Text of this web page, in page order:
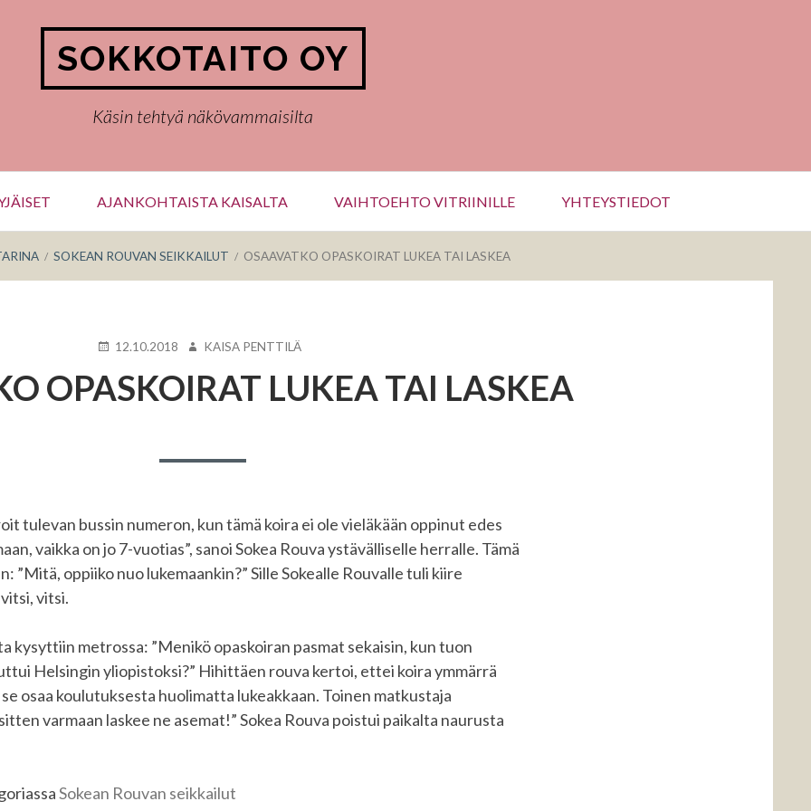
SOKKOTAITO OY
Käsin tehtyä näkövammaisilta
AJANKOHTAISTA KAISALTA VAIHTOEHTO VITRIINILLE YHTEYSTIEDOT
SOKEAN ROUVAN SEIKKAILUT OSAAVATKO OPASKOIRAT LUKEA TAI LASKEA
KIRJOITETTU
12.10.2018 KIRJOITTAJA
KAISA PENTTILÄ
OPASKOIRAT LUKEA TAI LASKEA
tulevan bussin numeron, kun tämä koira ei ole vieläkään oppinut edes
vaikka on jo 7-vuotias”, sanoi Sokea Rouva ystävälliselle herralle. Tämä
”Mitä, oppiiko nuo lukemaankin?” Sille Sokealle Rouvalle tuli kiire
vitsi.
kysyttiin metrossa: ”Menikö opaskoiran pasmat sekaisin, kun tuon
Helsingin yliopistoksi?” Hihittäen rouva kertoi, ettei koira ymmärrä
osaa koulutuksesta huolimatta lukeakkaan. Toinen matkustaja
varmaan laskee ne asemat!” Sokea Rouva poistui paikalta naurusta
Sokean Rouvan seikkailut